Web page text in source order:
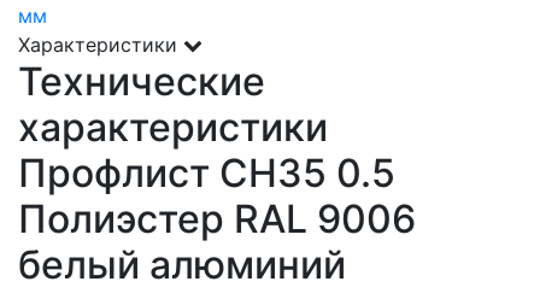
мм
Характеристики
Технические
характеристики
Профлист СН35 0.5
Полиэстер RAL 9006
белый алюминий